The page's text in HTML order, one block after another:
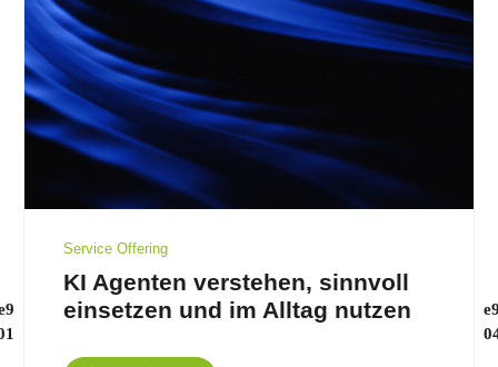
Service Offering
KI Agenten verstehen, sinnvoll
einsetzen und im Alltag nutzen